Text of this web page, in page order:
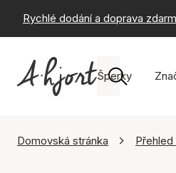
Rychlé dodání a doprava
Šperky
Domovská stránka Přehled